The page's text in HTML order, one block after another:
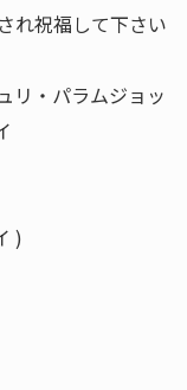
れ祝福して下さい
リ・パラムジョッ
)